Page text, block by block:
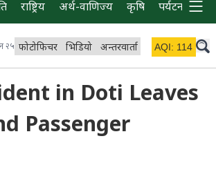
राष्ट्रिय अर्थ-वाणिज्य कृषि पर्यटन प्रवास
२५ फोटोफिचर भिडियो अन्तरवार्ता विचार/ब्लग
AQI: 114
in Doti Leaves
Passenger